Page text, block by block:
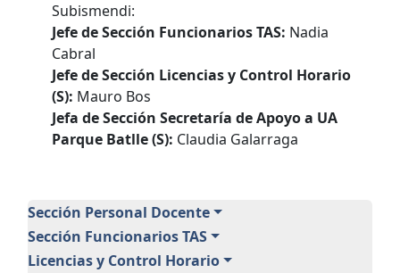
Personal
Sección Personal Docente
Sección Funcionarios TAS
Licencias y Control Horario
Subismendi:
Jefe de Sección Funcionarios TAS: Nadia
Cabral
Jefe de Sección Licencias y Control Horario
(S): Mauro Bos
Jefa de Sección Secretaría de Apoyo a UA
Parque Batlle (S): Claudia Galarraga